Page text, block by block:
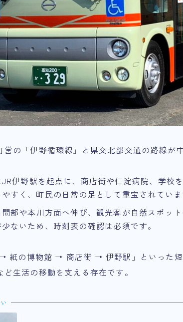
の「伊野循環線」と県交北部交通の路線が中
伊野駅を起点に、商店街や仁淀病院、学校
すく、町民の日常の足として重宝されていま
部や本川方面へ伸び、観光客が自然スポット
ないため、時刻表の確認は必須です。
紙の博物館 → 商店街 → 伊野駅」といった短
生活の移動を支える存在です。